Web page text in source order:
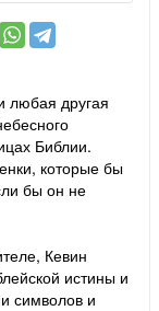
любая другая
Библии.
которые бы
бы он не
Кевин
истины и
символов и